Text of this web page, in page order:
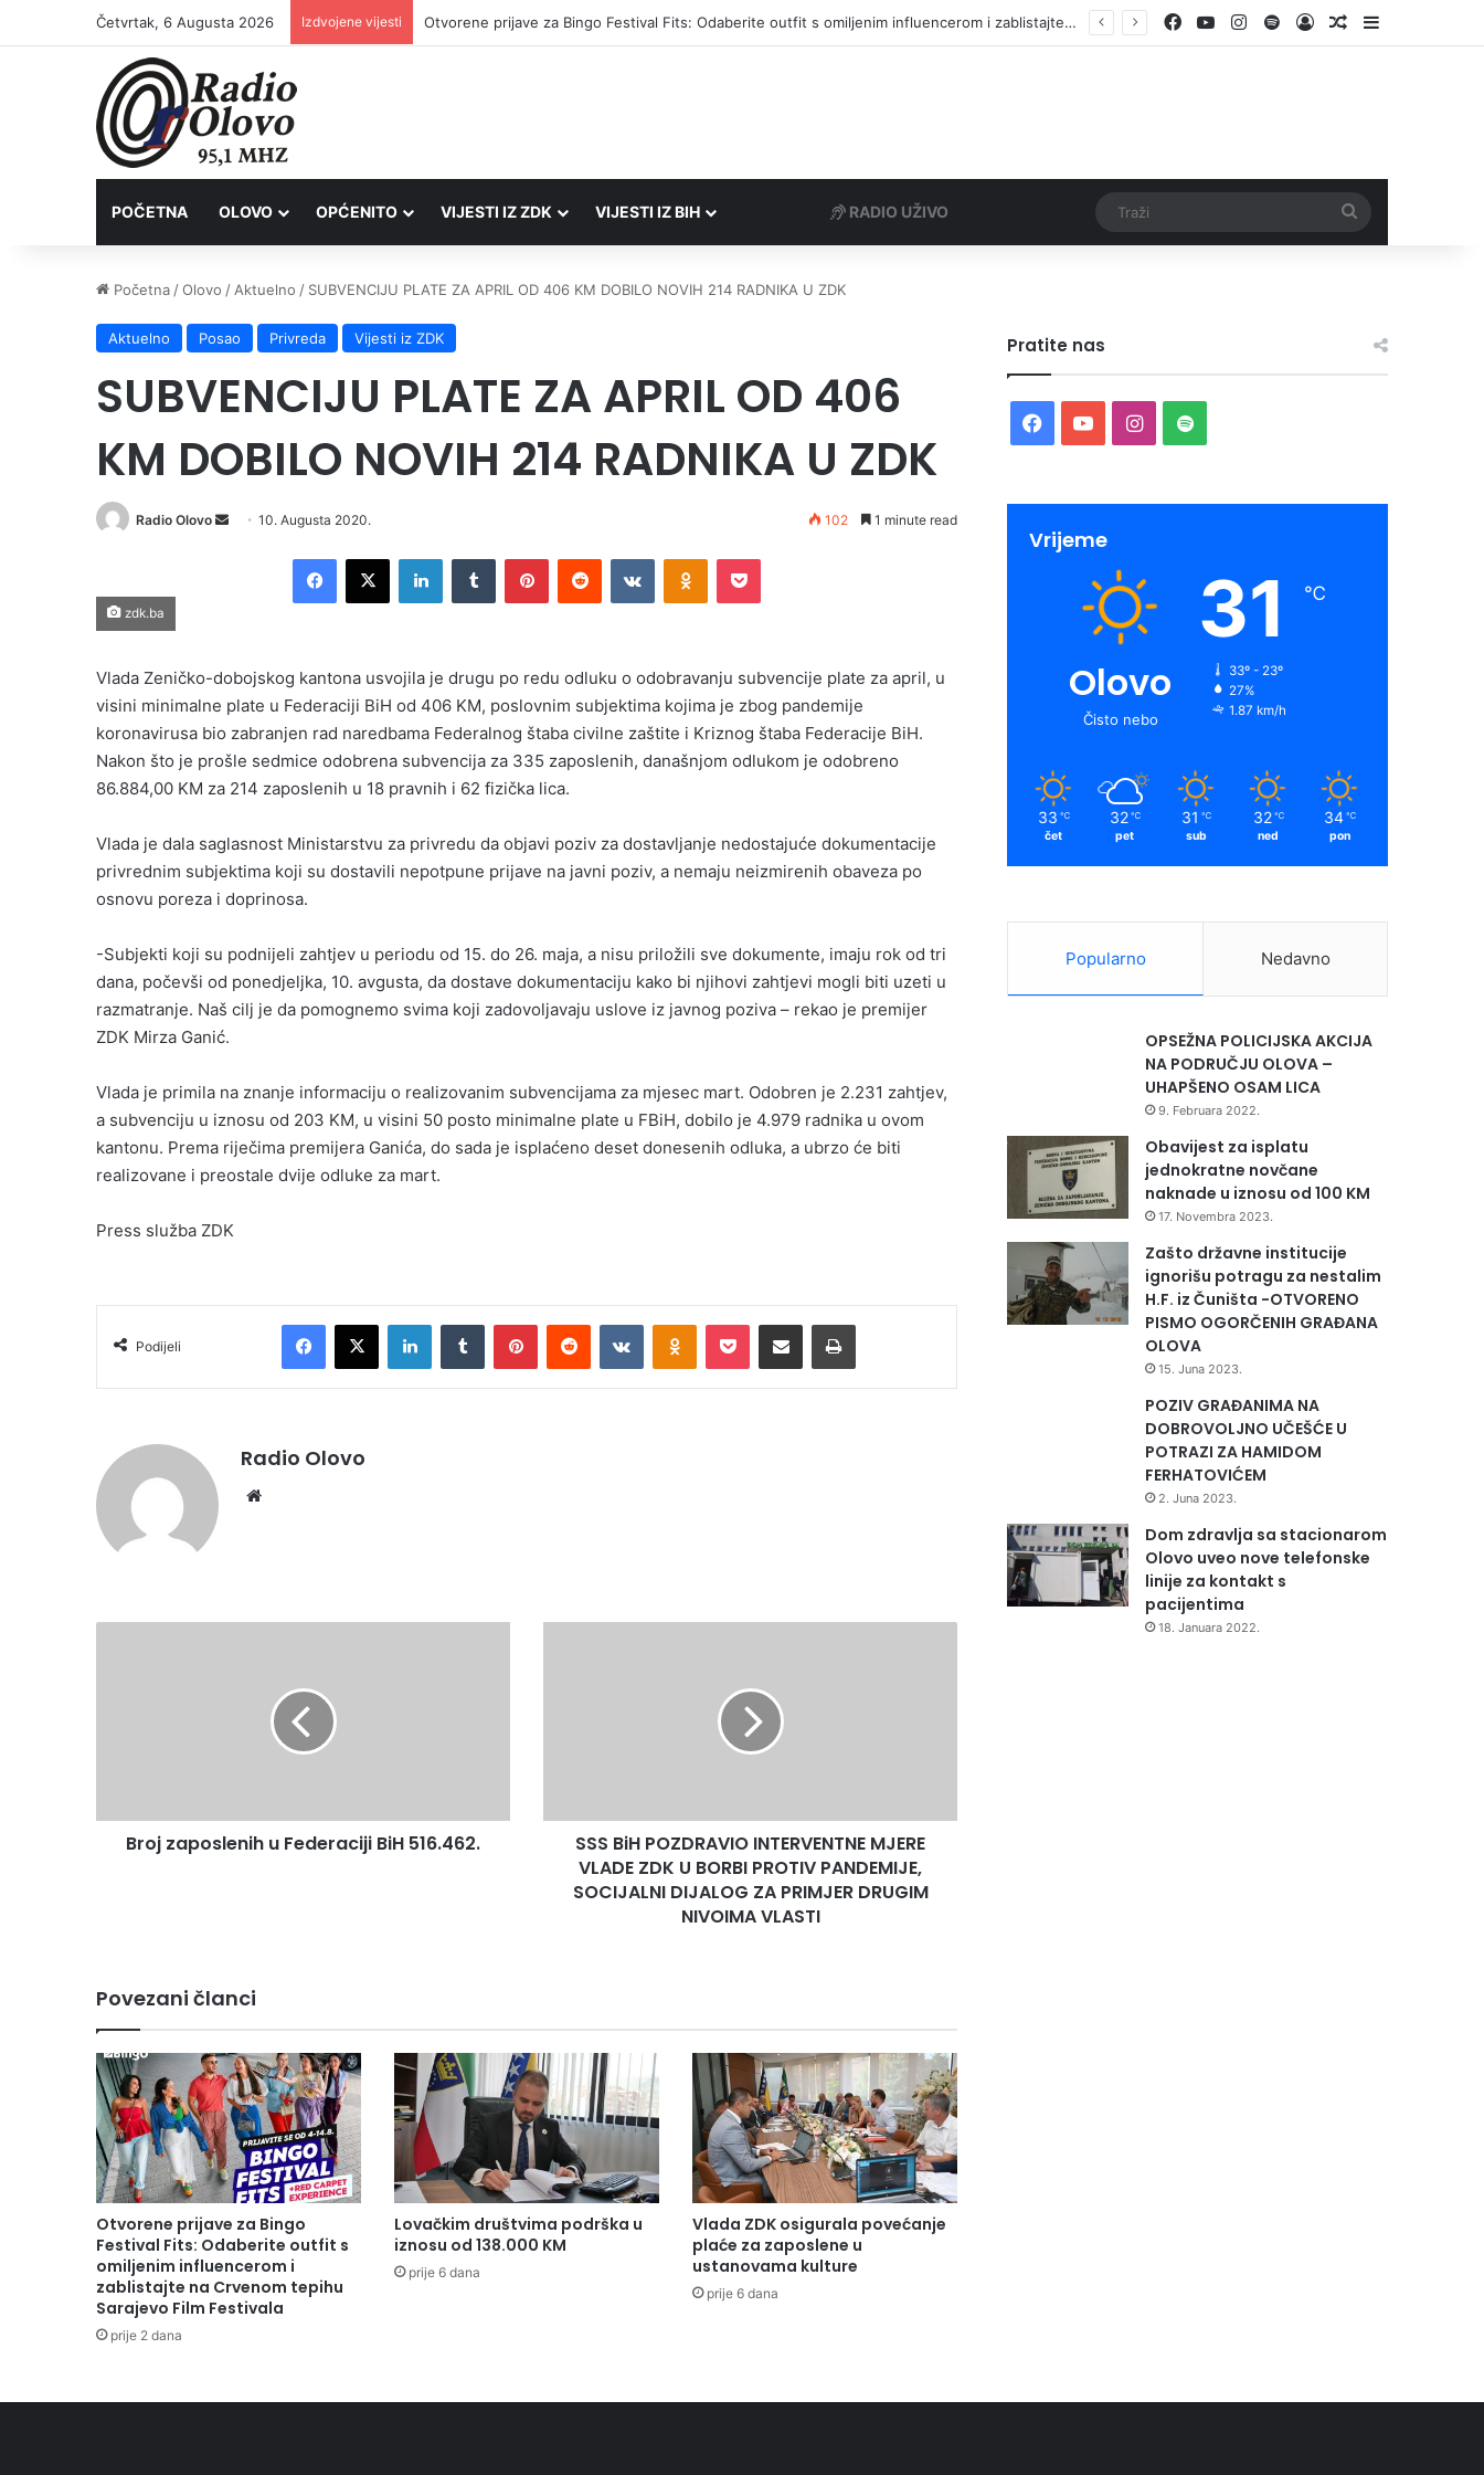
Četvrtak, 6 Augusta 2026 Izdvojene vijesti Otvorene prijave za Bingo Festival Fits: Odaberite outfit s omiljenim influencerom i zablistajte na Crvenom tepihu Sarajevo Film Festivala Facebook
YouTubeInstagram
SpotifyLog InRandom Article
Sidebar
POČETNA OLOVO OPĆENITO VIJESTI IZ ZDK VIJESTI IZ BIH RADIO UŽIVO
Početna /Olovo / Aktuelno / SUBVENCIJU PLATE ZA APRIL OD 406 KM DOBILO NOVIH 214 RADNIKA U ZDK
Aktuelno Posao Privreda Vijesti iz ZDK
SUBVENCIJU PLATE ZA APRIL OD 406
KM DOBILO NOVIH 214 RADNIKA U ZDK
Radio Olovo
Send10. Augusta 2020. 102 1 minute read
Facebook
X LinkedInTumblr PinterestReddit VKontakteOdnoklassniki
Pocket
zdk.ba
Vlada Zeničko-dobojskog kantona usvojila je drugu po redu odluku o odobravanju subvencije plate za april, u
visini minimalne plate u Federaciji BiH od 406 KM, poslovnim subjektima kojima je zbog pandemije
koronavirusa bio zabranjen rad naredbama Federalnog štaba civilne zaštite i Kriznog štaba Federacije BiH.
Nakon što je prošle sedmice odobrena subvencija za 335 zaposlenih, današnjom odlukom je odobreno
86.884,00 KM za 214 zaposlenih u 18 pravnih i 62 fizička lica.
Vlada je dala saglasnost Ministarstvu za privredu da objavi poziv za dostavljanje nedostajuće dokumentacije
privrednim subjektima koji su dostavili nepotpune prijave na javni poziv, a nemaju neizmirenih obaveza po
osnovu poreza i doprinosa.
-Subjekti koji su podnijeli zahtjev u periodu od 15. do 26. maja, a nisu priložili sve dokumente, imaju rok od tri
dana, počevši od ponedjeljka, 10. avgusta, da dostave dokumentaciju kako bi njihovi zahtjevi mogli biti uzeti u
razmatranje. Naš cilj je da pomognemo svima koji zadovoljavaju uslove iz javnog poziva – rekao je premijer
ZDK Mirza Ganić.
Vlada je primila na znanje informaciju o realizovanim subvencijama za mjesec mart. Odobren je 2.231 zahtjev,
a subvenciju u iznosu od 203 KM, u visini 50 posto minimalne plate u FBiH, dobilo je 4.979 radnika u ovom
kantonu. Prema riječima premijera Ganića, do sada je isplaćeno deset donesenih odluka, a ubrzo će biti
realizovane i preostale dvije odluke za mart.
Press služba ZDK
Podijeli
Facebook
X LinkedInTumblr PinterestReddit VKontakteOdnoklassniki
Pocket Podijeli putem Emaila Print
Radio Olovo
Broj zaposlenih u Federaciji BiH 516.462.
BORBI
PROTIV
PANDEMIJE,
SOCIJALNI
VLASTI
SSS BiH POZDRAVIO INTERVENTNE MJERE
VLADE ZDK U BORBI PROTIV PANDEMIJE,
SOCIJALNI DIJALOG ZA PRIMJER DRUGIM
NIVOIMA VLASTI
Povezani članci
Otvorene prijave za Bingo
Festival Fits: Odaberite outfit s
omiljenim influencerom i
zablistajte na Crvenom tepihu
Sarajevo Film Festivala
prije 2 dana
Lovačkim društvima podrška u
iznosu od 138.000 KM
prije 6 dana
Vlada ZDK osigurala povećanje
plaće za zaposlene u
ustanovama kulture
prije 6 dana
Pratite nas
Facebook
YouTubeInstagram
Spotify
Vrijeme
Olovo
Čisto nebo
31 ℃
33º - 23º
27%
1.87 km/h
33 ℃
čet
32 ℃
pet
31 ℃
sub
32 ℃
ned
34 ℃
pon
Popularno Nedavno
OPSEŽNA POLICIJSKA AKCIJA
NA PODRUČJU OLOVA –
UHAPŠENO OSAM LICA
9. Februara 2022.
Obavijest za isplatu
jednokratne novčane
naknade u iznosu od 100 KM
17. Novembra 2023.
Zašto državne institucije
ignorišu potragu za nestalim
H.F. iz Čuništa -OTVORENO
PISMO OGORČENIH GRAĐANA
OLOVA
15. Juna 2023.
POZIV GRAĐANIMA NA
DOBROVOLJNO UČEŠĆE U
POTRAZI ZA HAMIDOM
FERHATOVIĆEM
2. Juna 2023.
Dom zdravlja sa stacionarom
Olovo uveo nove telefonske
linije za kontakt s
pacijentima
18. Januara 2022.